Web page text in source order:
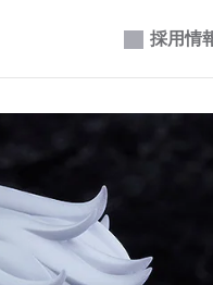
採用情